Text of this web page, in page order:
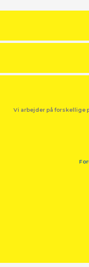
Vi arbejder på forskellige